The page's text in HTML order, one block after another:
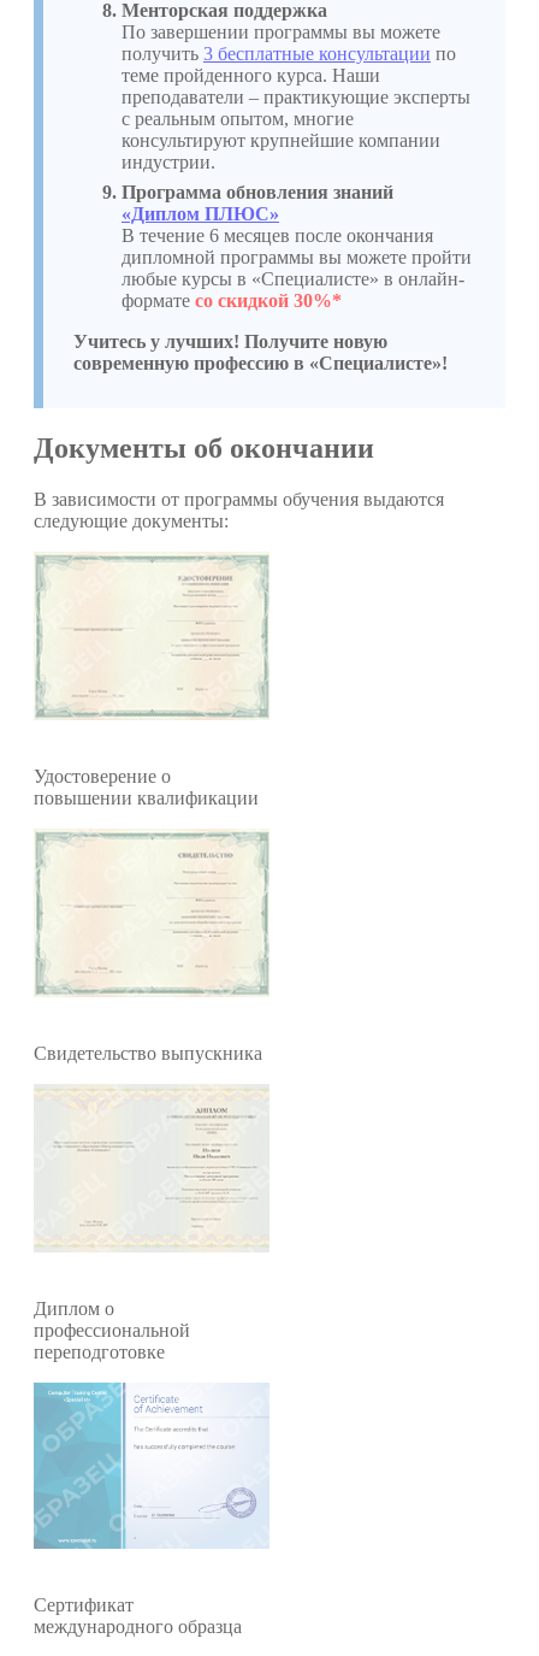
Менторская поддержка
По завершении программы вы можете
получить 3 бесплатные консультации по
теме пройденного курса. Наши
преподаватели – практикующие эксперты
с реальным опытом, многие
консультируют крупнейшие компании
индустрии.
Программа обновления знаний
«Диплом ПЛЮС»
В течение 6 месяцев после окончания
дипломной программы вы можете пройти
любые курсы в «Специалисте» в онлайн-
формате со скидкой 30%*
Учитесь у лучших! Получите новую
современную профессию в «Специалисте»!
Документы об окончании
В зависимости от программы обучения выдаются
следующие документы:
Удостоверение о
повышении квалификации
Свидетельство выпускника
Диплом о
профессиональной
переподготовке
Cертификат
международного образца